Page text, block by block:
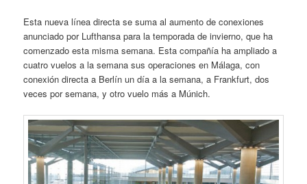
Esta nueva línea directa se suma al aumento de conexiones
anunciado por Lufthansa para la temporada de invierno, que ha
comenzado esta misma semana. Esta compañía ha ampliado a
cuatro vuelos a la semana sus operaciones en Málaga, con
conexión directa a Berlín un día a la semana, a Frankfurt, dos
veces por semana, y otro vuelo más a Múnich.